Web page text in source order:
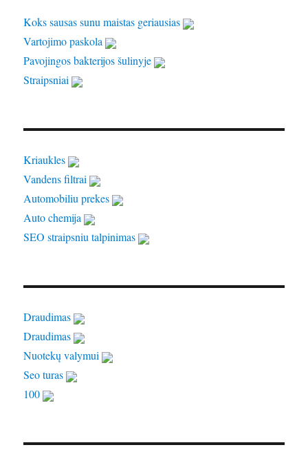
Koks sausas sunu maistas geriausias
Vartojimo paskola
Pavojingos bakterijos šulinyje
Straipsniai
Kriaukles
Vandens filtrai
Automobiliu prekes
Auto chemija
SEO straipsniu talpinimas
Draudimas
Draudimas
Nuotekų valymui
Seo turas
100